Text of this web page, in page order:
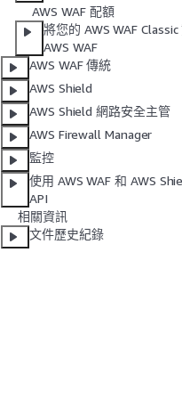
AWS WAF 配額
將您的 AWS WAF
AWS WAF
AWS WAF 傳統
AWS Shield
AWS Shield 網路安全主管
AWS Firewall Manager
監控
使用 AWS WAF 和 AWS
API
相關資訊
文件歷史紀錄